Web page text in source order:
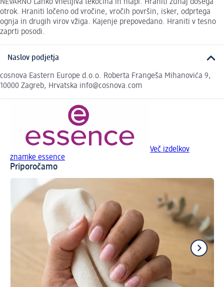
NEVARNO Lahko vnetljiva tekočina in hlapi. Hraniti zunaj dosega
otrok. Hraniti ločeno od vročine, vročih površin, isker, odprtega
ognja in drugih virov vžiga. Kajenje prepovedano. Hraniti v tesno
zaprti posodi.
Naslov podjetja
cosnova Eastern Europe d.o.o. Roberta Frangeša Mihanovića 9,
10000 Zagreb, Hrvatska info@cosnova.com
Več izdelkov
znamke essence
Priporočamo